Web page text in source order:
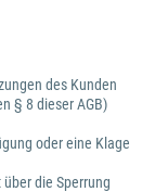
des Kunden
§ 8 dieser AGB)
oder eine Klage
die Sperrung